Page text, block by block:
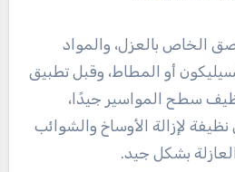
الخاص بالعزل، والمواد
أو المطاط، وقبل تطبيق
سطح المواسير جيدًا،
لإزالة الأوساخ والشوائب
بشكل جيد.